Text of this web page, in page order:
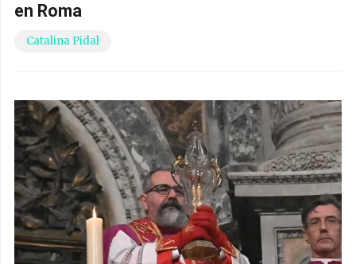
en Roma
Catalina Pidal